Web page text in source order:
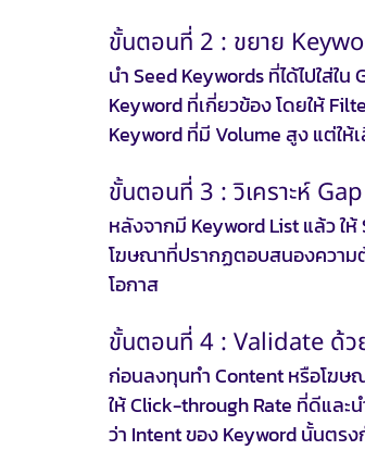
ขั้นตอนที่ 2 : ขยาย
นำ Seed Keywords ที่ได้ไปใส่ใ
Keyword ที่เกี่ยวข้อง โดยให้
Keyword ที่มี Volume สูง แต่ใ
ขั้นตอนที่ 3 : วิเคราะห์
หลังจากมี Keyword List แล้ว ใ
โฆษณาที่ปรากฏตอบสนองความ
โอกาส
ขั้นตอนที่ 4 : Validate ด้ว
ก่อนลงทุนทำ Content หรือโฆษ
ให้ Click-through Rate ที่ดีและ
ว่า Intent ของ Keyword นั้นตร